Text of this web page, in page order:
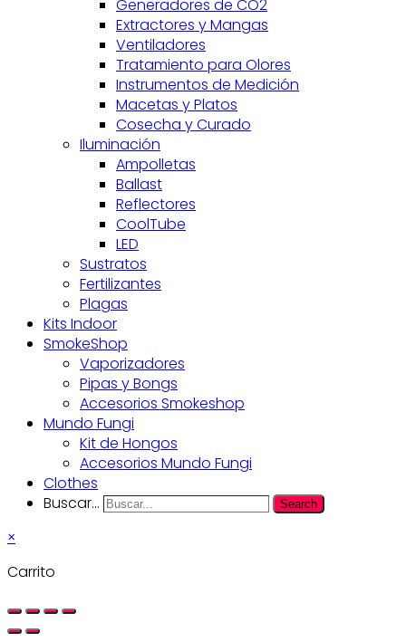
Generadores de CO2
Extractores y Mangas
Ventiladores
Tratamiento para Olores
Instrumentos de Medición
Macetas y Platos
Cosecha y Curado
Iluminación
Ampolletas
Ballast
Reflectores
CoolTube
LED
Sustratos
Fertilizantes
Plagas
Kits Indoor
SmokeShop
Vaporizadores
Pipas y Bongs
Accesorios Smokeshop
Mundo Fungi
Kit de Hongos
Accesorios Mundo Fungi
Clothes
Buscar...
Search
×
Carrito